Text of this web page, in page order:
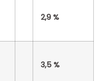
2,9 %
3,5 %